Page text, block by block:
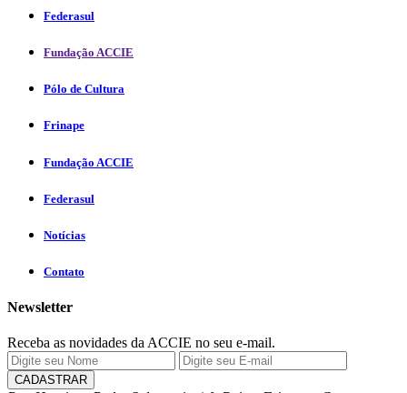
Federasul
Fundação ACCIE
Pólo de Cultura
Frinape
Fundação ACCIE
Federasul
Notícias
Contato
Newsletter
Receba as novidades da ACCIE no seu e-mail.